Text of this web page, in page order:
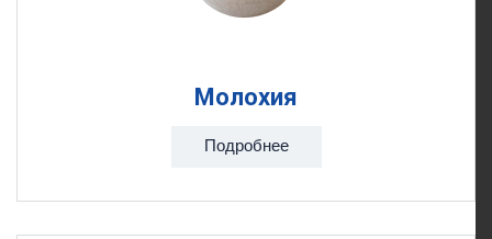
Молохия
Подробнее